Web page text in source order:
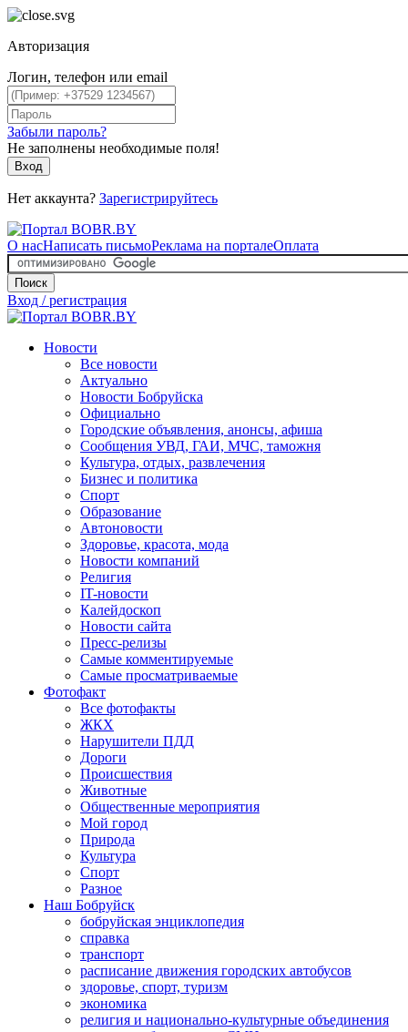
Авторизация
Логин, телефон или email
Забыли пароль?
Не заполнены необходимые поля!
Вход
Нет аккаунта? Зарегистрируйтесь
О насНаписать письмоРеклама на порталеОплата
Поиск
Вход / регистрация
Новости
Все новости
Актуально
Новости Бобруйска
Официально
Городские объявления, анонсы, афиша
Сообщения УВД, ГАИ, МЧС, таможня
Культура, отдых, развлечения
Бизнес и политика
Спорт
Образование
Автоновости
Здоровье, красота, мода
Новости компаний
Религия
IT-новости
Калейдоскоп
Новости сайта
Пресс-релизы
Самые комментируемые
Самые просматриваемые
Фотофакт
Все фотофакты
ЖКХ
Нарушители ПДД
Дороги
Происшествия
Животные
Общественные мероприятия
Мой город
Природа
Культура
Спорт
Разное
Наш Бобруйск
бобруйская энциклопедия
справка
транспорт
расписание движения городских автобусов
здоровье, спорт, туризм
экономика
религия и национально-культурные объединения